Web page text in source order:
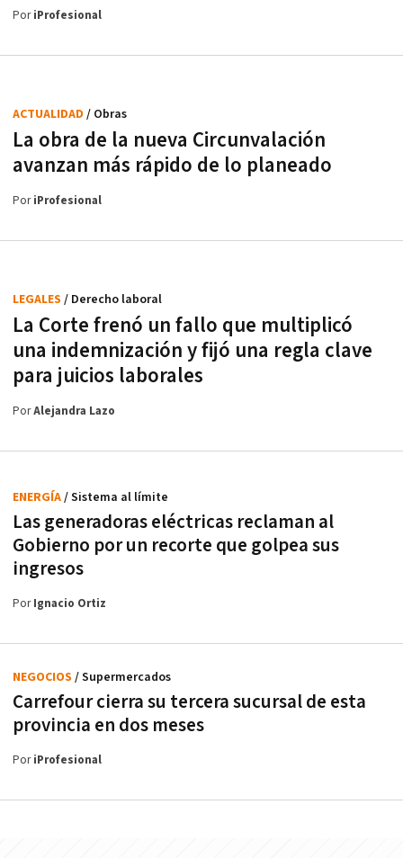
PoriProfesional
La obra de la nueva Circunvalación
avanzan más rápido de lo planeado
ACTUALIDAD / Obras
PoriProfesional
La Corte frenó un fallo que multiplicó
una indemnización y fijó una regla clave
para juicios laborales
LEGALES / Derecho laboral
PorAlejandra Lazo
Las generadoras eléctricas reclaman al
Gobierno por un recorte que golpea sus
ingresos
ENERGÍA/ Sistema al límite
PorIgnacio Ortiz
Carrefour cierra su tercera sucursal de esta
provincia en dos meses
NEGOCIOS / Supermercados
PoriProfesional